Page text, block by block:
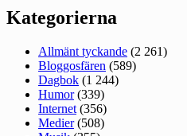
Kategorierna
Allmänt tyckande (2 261)
Bloggosfären (589)
Dagbok (1 244)
Humor(339)
Internet (356)
Medier(508)